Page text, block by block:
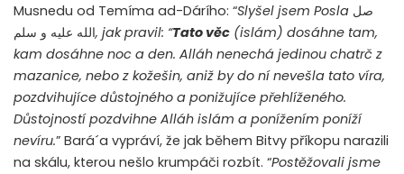
Musnedu od Temíma ad-Dárího: “Slyšel jsem Posla صل
الله عليه و سلم, jak pravil: “Tato věc (islám) dosáhne tam,
kam dosáhne noc a den. Alláh nenechá jedinou chatrč z
mazanice, nebo z kožešin, aniž by do ní nevešla tato víra,
pozdvihujíce důstojného a ponižujíce přehlíženého.
Důstojností pozdvihne Alláh islám a ponížením poníží
nevíru.” Bará´a vypráví, že jak během Bitvy příkopu narazili
na skálu, kterou nešlo krumpáči rozbít. “Postěžovali jsme